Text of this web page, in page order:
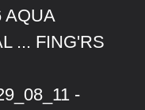
AQUA
... FING'RS
-